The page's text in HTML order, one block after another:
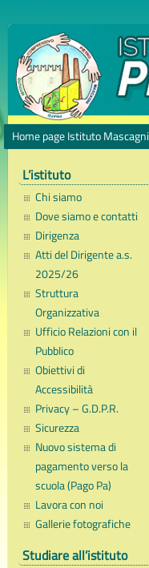
Home page Istituto Mascagni
L’istituto
Chi siamo
Dove siamo e contatti
Dirigenza
Atti del Dirigente a.s.
2025/26
Struttura
Organizzativa
Ufficio Relazioni con il
Pubblico
Obiettivi di
Accessibilità
Privacy – G.D.P.R.
Sicurezza
Nuovo sistema di
pagamento verso la
scuola (Pago Pa)
Lavora con noi
Gallerie fotografiche
Studiare all’istituto